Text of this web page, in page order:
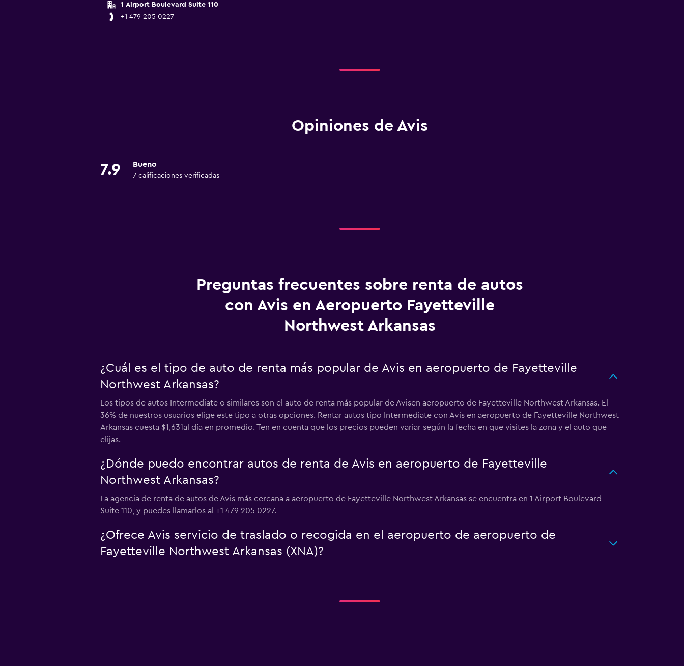
1 Airport Boulevard Suite 110
+1 479 205 0227
Opiniones de Avis
7.9 Bueno
7 calificaciones verificadas
Preguntas frecuentes sobre renta de autos
con Avis en Aeropuerto Fayetteville
Northwest Arkansas
¿Cuál es el tipo de auto de renta más popular de Avis en aeropuerto de Fayetteville
Northwest Arkansas?
Los tipos de autos Intermediate o similares son el auto de renta más popular de Avisen aeropuerto de Fayetteville Northwest Arkansas. El
36% de nuestros usuarios elige este tipo a otras opciones. Rentar autos tipo Intermediate con Avis en aeropuerto de Fayetteville Northwest
Arkansas cuesta $1,631al día en promedio. Ten en cuenta que los precios pueden variar según la fecha en que visites la zona y el auto que
elijas.
¿Dónde puedo encontrar autos de renta de Avis en aeropuerto de Fayetteville
Northwest Arkansas?
La agencia de renta de autos de Avis más cercana a aeropuerto de Fayetteville Northwest Arkansas se encuentra en 1 Airport Boulevard
Suite 110, y puedes llamarlos al +1 479 205 0227.
¿Ofrece Avis servicio de traslado o recogida en el aeropuerto de aeropuerto de
Fayetteville Northwest Arkansas (XNA)?